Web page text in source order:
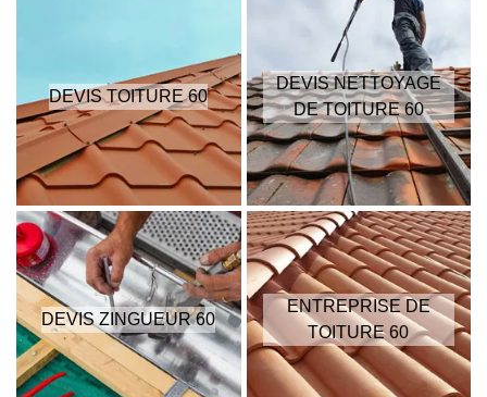
DEVIS TOITURE 60
DEVIS NETTOYAGE
DE TOITURE 60
DEVIS ZINGUEUR 60
ENTREPRISE DE
TOITURE 60